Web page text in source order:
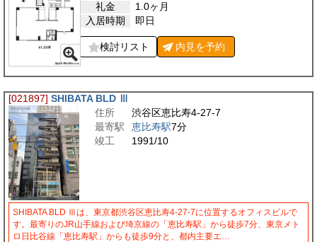
礼金
1.0ヶ月
入居時期
即日
検討リスト 内見を予約
[021897] SHIBATA BLD Ⅲ
住所
渋谷区恵比寿4-27-7
最寄駅
恵比寿駅7分
竣工
1991/10
SHIBATA BLD Ⅲは、東京都渋谷区恵比寿4-27-7に位置するオフィスビルで
す。最寄りのJR山手線および埼京線の「恵比寿駅」から徒歩7分、東京メト
ロ日比谷線「恵比寿駅」からも徒歩9分と、都内主要エ…